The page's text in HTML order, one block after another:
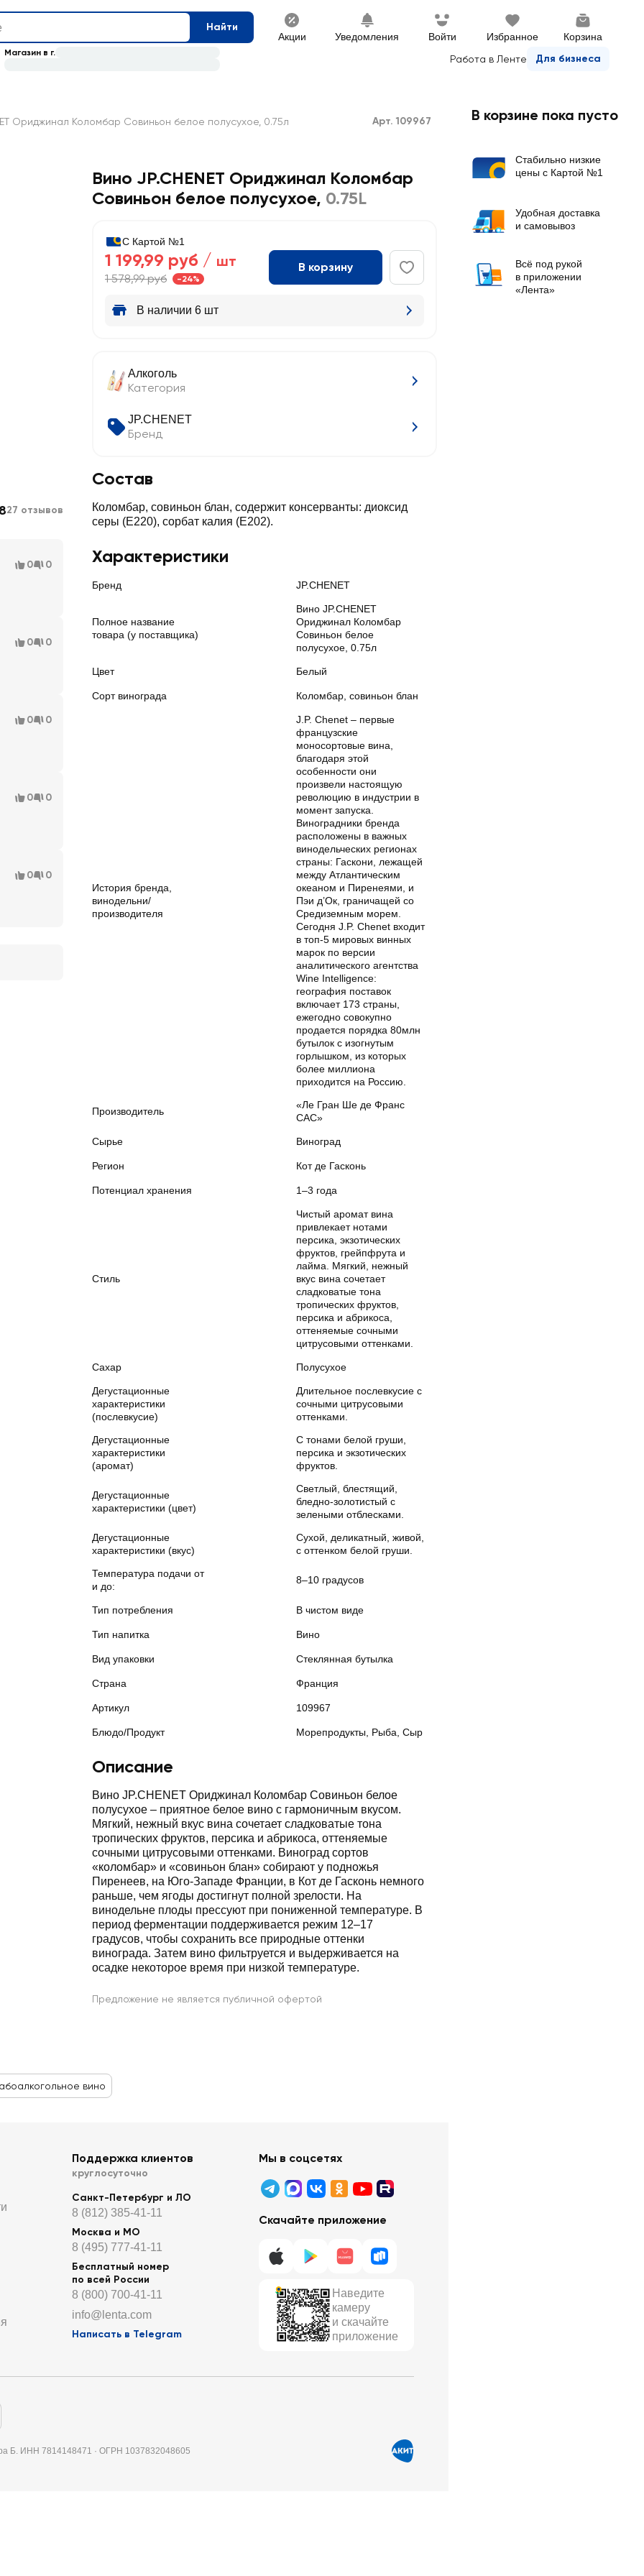
Найти
Акции Уведомления Войти Избранное Корзина
Работа в Ленте Для бизнеса
Магазин в г.
Ориджинал Коломбар Совиньон белое полусухое, 0.75л Арт. 109967
Вино JP.CHENET Ориджинал Коломбар
Совиньон белое полусухое, 0.75L
С Картой №1
1 199,99 руб / шт
1 578,99 руб -24%
В корзину
В наличии 6 шт
Алкоголь
Категория
JP.CHENET
Бренд
Состав
Коломбар, совиньон блан, содержит консерванты: диоксид
серы (E220), сорбат калия (E202).
Характеристики
Бренд JP.CHENET
Полное название
товара (у поставщика)
Вино JP.CHENET
Ориджинал Коломбар
Совиньон белое
полусухое, 0.75л
Цвет Белый
Сорт винограда Коломбар, совиньон блан
История бренда,
винодельни/
производителя
J.P. Chenet – первые
французские
моносортовые вина,
благодаря этой
особенности они
произвели настоящую
революцию в индустрии в
момент запуска.
Виноградники бренда
расположены в важных
винодельческих регионах
страны: Гаскони, лежащей
между Атлантическим
океаном и Пиренеями, и
Пэи д’Ок, граничащей со
Средиземным морем.
Сегодня J.P. Chenet входит
в топ-5 мировых винных
марок по версии
аналитического агентства
Wine Intelligence:
география поставок
включает 173 страны,
ежегодно совокупно
продается порядка 80млн
бутылок с изогнутым
горлышком, из которых
более миллиона
приходится на Россию.
Производитель
«Ле Гран Ше де Франс
САС»
Сырье Виноград
Регион Кот де Гасконь
Потенциал хранения 1–3 года
Стиль
Чистый аромат вина
привлекает нотами
персика, экзотических
фруктов, грейпфрута и
лайма. Мягкий, нежный
вкус вина сочетает
сладковатые тона
тропических фруктов,
персика и абрикоса,
оттеняемые сочными
цитрусовыми оттенками.
Сахар Полусухое
Дегустационные
характеристики
(послевкусие)
Длительное послевкусие с
сочными цитрусовыми
оттенками.
Дегустационные
характеристики
(аромат)
С тонами белой груши,
персика и экзотических
фруктов.
Дегустационные
характеристики (цвет)
Светлый, блестящий,
бледно-золотистый с
зелеными отблесками.
Дегустационные
характеристики (вкус)
Сухой, деликатный, живой,
с оттенком белой груши.
Температура подачи от
и до:
8–10 градусов
Тип потребления В чистом виде
Тип напитка Вино
Вид упаковки Стеклянная бутылка
Страна Франция
Артикул 109967
Блюдо/Продукт Морепродукты, Рыба, Сыр
Описание
Вино JP.CHENET Ориджинал Коломбар Совиньон белое
полусухое – приятное белое вино с гармоничным вкусом.
Мягкий, нежный вкус вина сочетает сладковатые тона
тропических фруктов, персика и абрикоса, оттеняемые
сочными цитрусовыми оттенками. Виноград сортов
«коломбар» и «совиньон блан» собирают у подножья
Пиренеев, на Юго-Западе Франции, в Кот де Гасконь немного
раньше, чем ягоды достигнут полной зрелости. На
винодельне плоды прессуют при пониженной температуре. В
период ферментации поддерживается режим 12–17
градусов, чтобы сохранить все природные оттенки
винограда. Затем вино фильтруется и выдерживается на
осадке некоторое время при низкой температуре.
Предложение не является публичной офертой
27 отзывов
0 0
0 0
0 0
0 0
0 0
вино
Поддержка клиентов
круглосуточно
Санкт-Петербург и ЛО
8 (812) 385-41-11
Москва и МО
8 (495) 777-41-11
Бесплатный номер
по всей России
8 (800) 700-41-11
info@lenta.com
Написать в Telegram
Мы в соцсетях
Скачайте приложение
Наведите
камеру
и скачайте
приложение
Б. ИНН 7814148471 · ОГРН 1037832048605
В корзине пока пусто
Стабильно низкие
цены с Картой №1
Удобная доставка
и самовывоз
Всё под рукой
в приложении
«Лента»